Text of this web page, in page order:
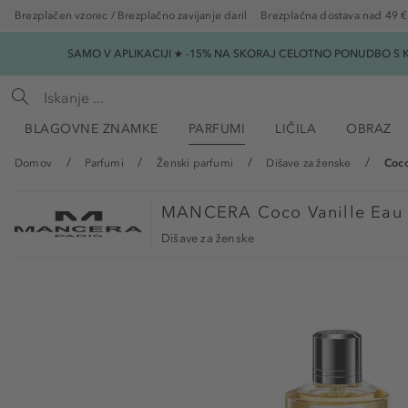
Brezplačen vzorec / Brezplačno zavijanje daril Brezplačna dostava nad 49 €
SAMO V APLIKACIJI ★ -15% NA SKORAJ CELOTNO PONUDBO
BLAGOVNE ZNAMKE PARFUMI LIČILA OBRAZ
Domov Parfumi Ženski parfumi Dišave za ženske
MANCERA Coco Vanille Eau
Dišave za ženske